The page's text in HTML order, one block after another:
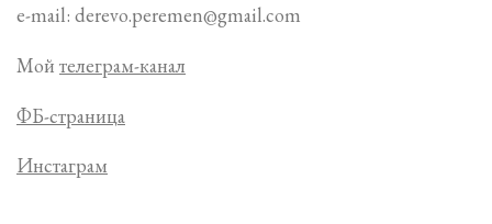
e-mail: derevo.peremen@gmail.com
Мой телеграм-канал
ФБ-страница
Инстаграм